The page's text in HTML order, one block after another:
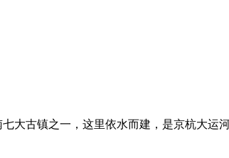
大古镇之一，这里依水而建，是京杭大